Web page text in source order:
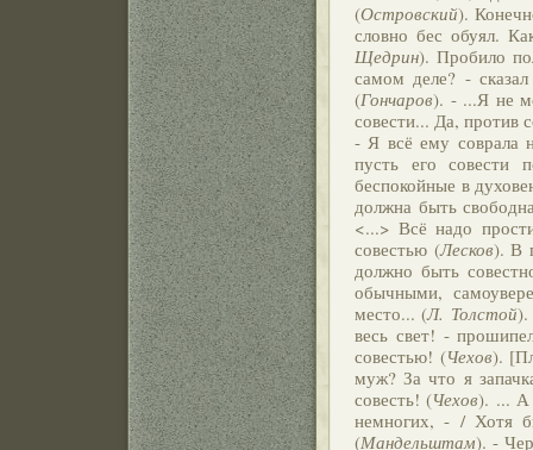
(Островский).
словно бес обуял.
Щедрин). Пробило
самом деле? -
(Гончаров). - ...Я не
совести... Да, против
- Я всё ему соврала
пусть его совести
беспокойные в
должна быть
<...> Всё надо
совестью (Лесков). В
должно быть
обычными,
место... (Л. Толстой).
весь свет! -
совестью! (Чехов).
муж? За что я
совесть! (Чехов). ... А
немногих, - / Хотя
(Мандельштам). -